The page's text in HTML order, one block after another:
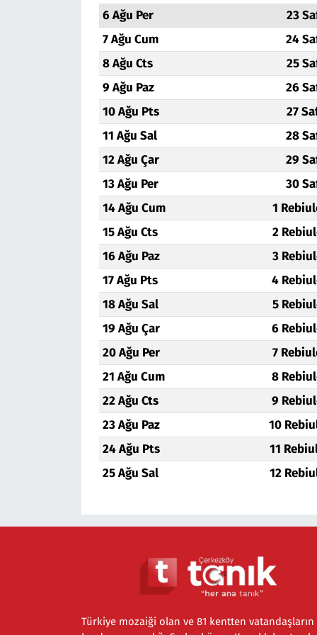
6 Ağu Per
23
7 Ağu Cum
24
8 Ağu Cts
25
9 Ağu Paz
26
10 Ağu Pts
27
11 Ağu Sal
28
12 Ağu Çar
29
13 Ağu Per
30
14 Ağu Cum
1
15 Ağu Cts
2
16 Ağu Paz
3
17 Ağu Pts
4
18 Ağu Sal
5
19 Ağu Çar
6
20 Ağu Per
7
21 Ağu Cum
8
22 Ağu Cts
9
23 Ağu Paz
10
24 Ağu Pts
11
25 Ağu Sal
12
Türkiye mozaiği olan ve 81 kentten vatandaşların
Süleymanpaşa